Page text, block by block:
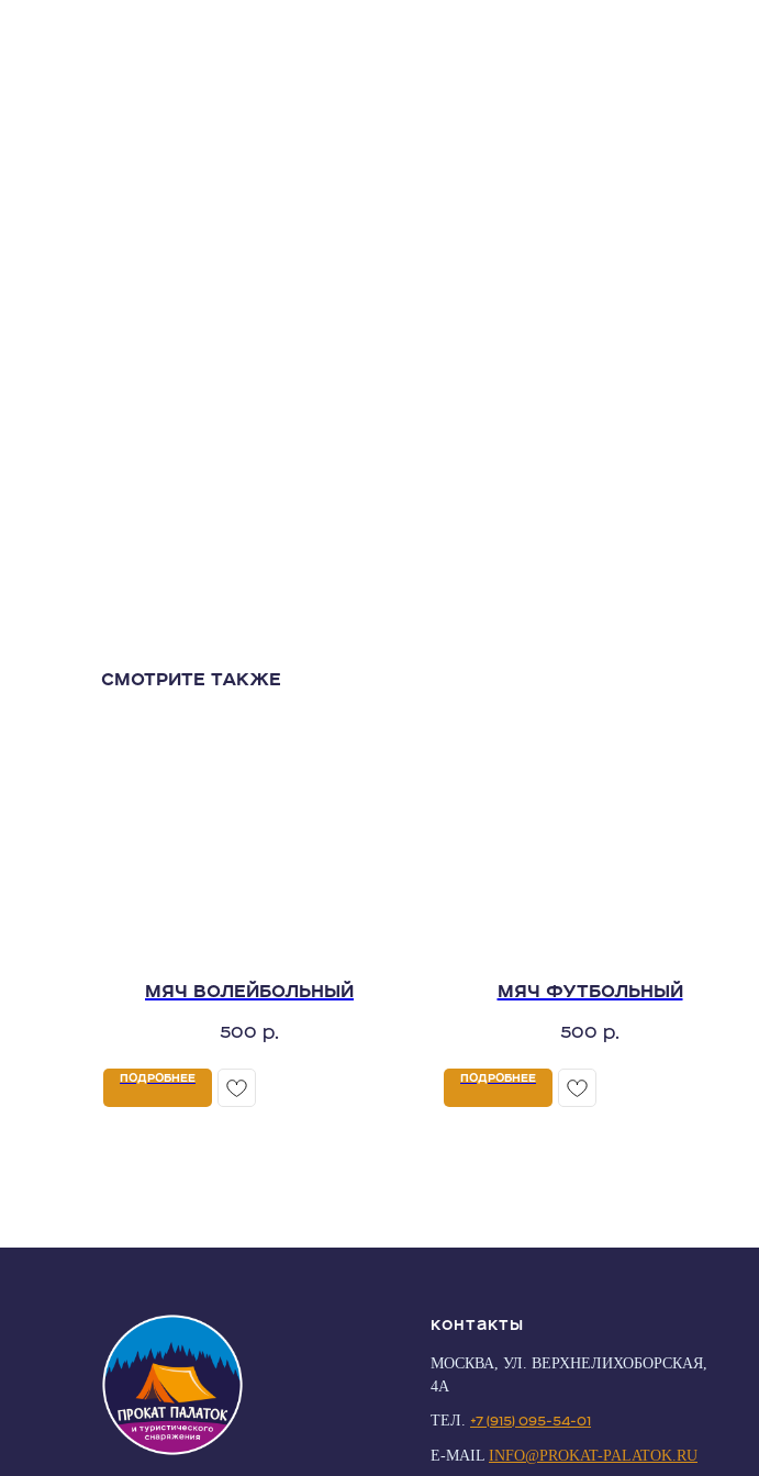
СМОТРИТЕ ТАКЖЕ
МЯЧ ВОЛЕЙБОЛЬНЫЙ
500 р.
ПОДРОБНЕЕ
МЯЧ ФУТБОЛЬНЫЙ
500 р.
ПОДРОБНЕЕ
Контакты
МОСКВА, УЛ. ВЕРХНЕЛИХОБОРСКАЯ,
4А
ТЕЛ. +7 (915) 095-54-01
E-MAIL INFO@PROKAT-PALATOK.RU